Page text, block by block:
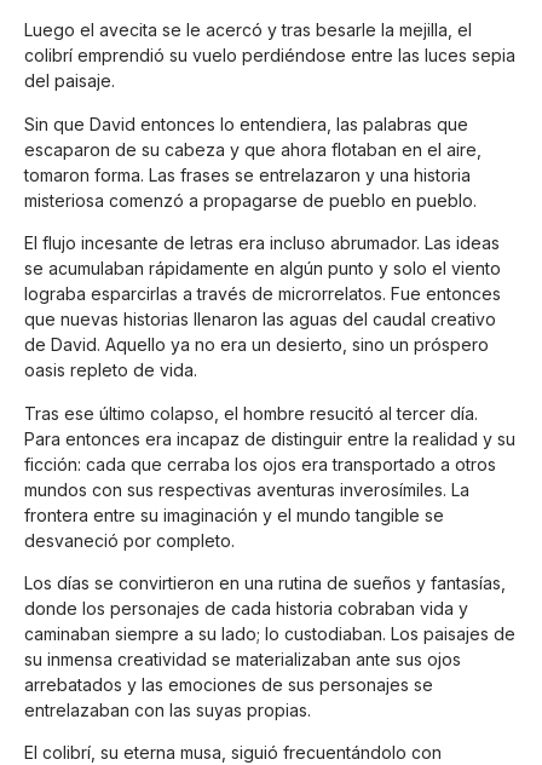
Luego el avecita se le acercó y tras besarle la mejilla, el
colibrí emprendió su vuelo perdiéndose entre las luces sepia
del paisaje.
Sin que David entonces lo entendiera, las palabras que
escaparon de su cabeza y que ahora flotaban en el aire,
tomaron forma. Las frases se entrelazaron y una historia
misteriosa comenzó a propagarse de pueblo en pueblo.
El flujo incesante de letras era incluso abrumador. Las ideas
se acumulaban rápidamente en algún punto y solo el viento
lograba esparcirlas a través de microrrelatos. Fue entonces
que nuevas historias llenaron las aguas del caudal creativo
de David. Aquello ya no era un desierto, sino un próspero
oasis repleto de vida.
Tras ese último colapso, el hombre resucitó al tercer día.
Para entonces era incapaz de distinguir entre la realidad y su
ficción: cada que cerraba los ojos era transportado a otros
mundos con sus respectivas aventuras inverosímiles. La
frontera entre su imaginación y el mundo tangible se
desvaneció por completo.
Los días se convirtieron en una rutina de sueños y fantasías,
donde los personajes de cada historia cobraban vida y
caminaban siempre a su lado; lo custodiaban. Los paisajes de
su inmensa creatividad se materializaban ante sus ojos
arrebatados y las emociones de sus personajes se
entrelazaban con las suyas propias.
El colibrí, su eterna musa, siguió frecuentándolo con